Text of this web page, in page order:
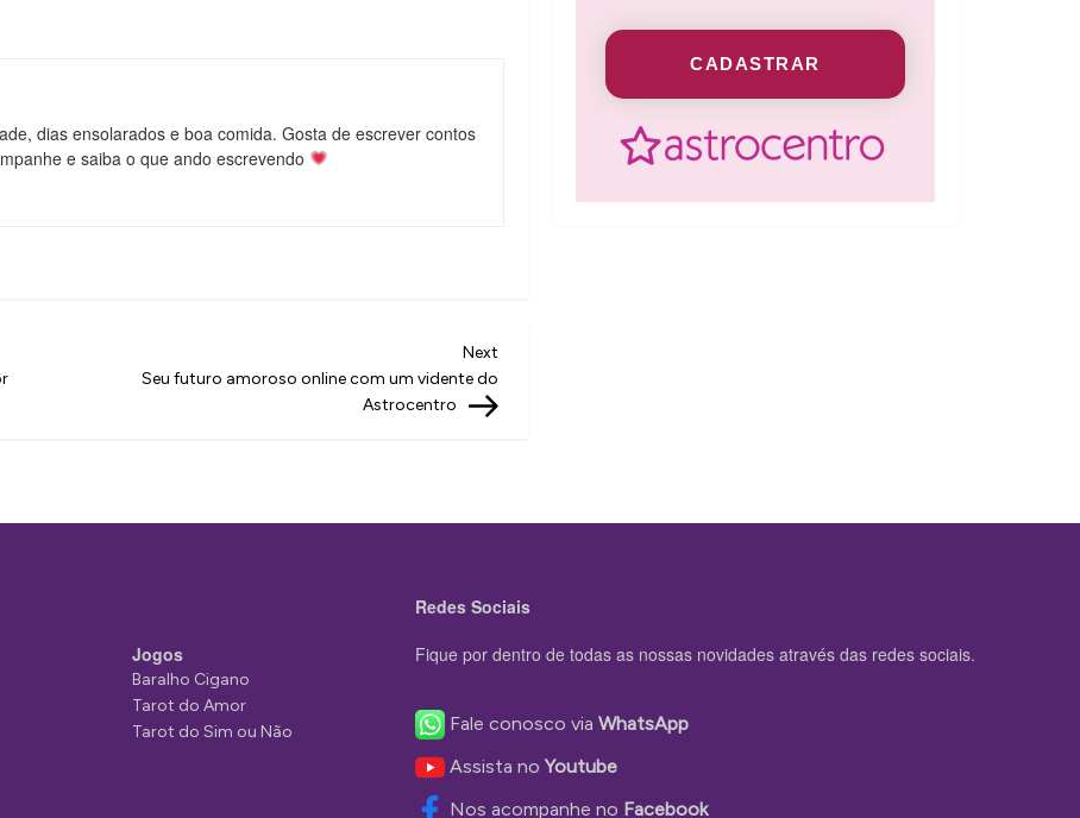
dias ensolarados e boa comida. Gosta de escrever contos
e saiba o que ando escrevendo
Next
Seu futuro amoroso online com um vidente do
Astrocentro
CADASTRAR
Jogos
Baralho Cigano
Tarot do Amor
Tarot do Sim ou Não
Redes Sociais
Fique por dentro de todas as nossas novidades através das redes sociais.
Fale conosco via WhatsApp
Assista noYoutube
Nos acompanhe no Facebook